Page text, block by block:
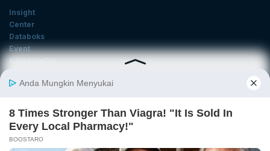
Insight
Center
Databoks
Event
KatadataOto
Email
Daftar